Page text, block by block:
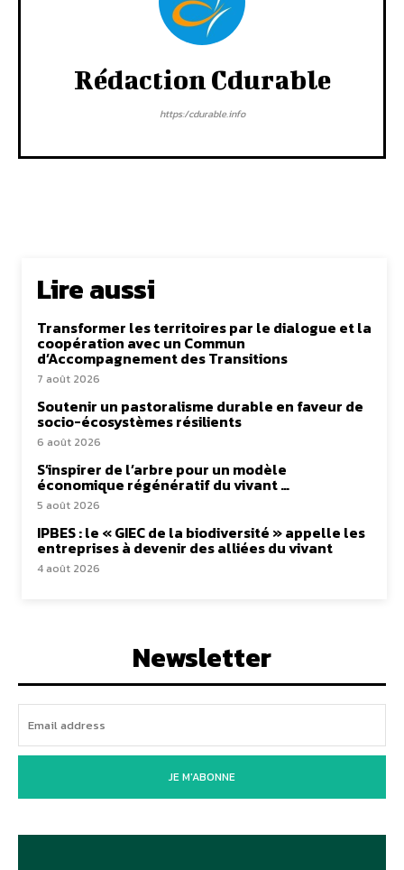
Rédaction Cdurable
https:/cdurable.info
Lire aussi
Transformer les territoires par le dialogue et la
coopération avec un Commun
d’Accompagnement des Transitions
7 août 2026
Soutenir un pastoralisme durable en faveur de
socio-écosystèmes résilients
6 août 2026
S’inspirer de l’arbre pour un modèle
économique régénératif du vivant …
5 août 2026
IPBES : le « GIEC de la biodiversité » appelle les
entreprises à devenir des alliées du vivant
4 août 2026
Newsletter
JE M'ABONNE